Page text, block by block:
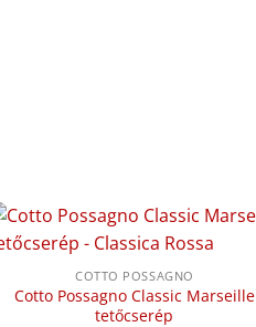
COTTO POSSAGNO
Cotto Possagno Classic Marseille
tetőcserép